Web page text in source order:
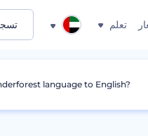
تعلم
language to English?